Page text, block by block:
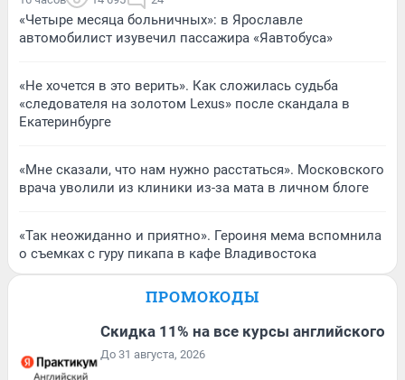
«Четыре месяца больничных»: в Ярославле
автомобилист изувечил пассажира «Яавтобуса»
«Не хочется в это верить». Как сложилась судьба
«следователя на золотом Lexus» после скандала в
Екатеринбурге
«Мне сказали, что нам нужно расстаться». Московского
врача уволили из клиники из-за мата в личном блоге
«Так неожиданно и приятно». Героиня мема вспомнила
о съемках с гуру пикапа в кафе Владивостока
ПРОМОКОДЫ
Скидка 11% на все курсы английского
До 31 августа, 2026